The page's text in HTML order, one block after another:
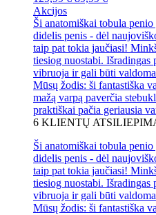
Akcijos
Ši anatomiškai tobula
didelis penis - dėl
taip pat tokia jaučiasi!
tiesiog nuostabi.
vibruoja ir gali būti
Mūsų žodis: ši fantastiška
mažą varpą paverčia
praktiškai pačia geriausia
6 KLIENTŲ
Ši anatomiškai tobula
didelis penis - dėl
taip pat tokia jaučiasi!
tiesiog nuostabi.
vibruoja ir gali būti
Mūsų žodis: ši fantastiška